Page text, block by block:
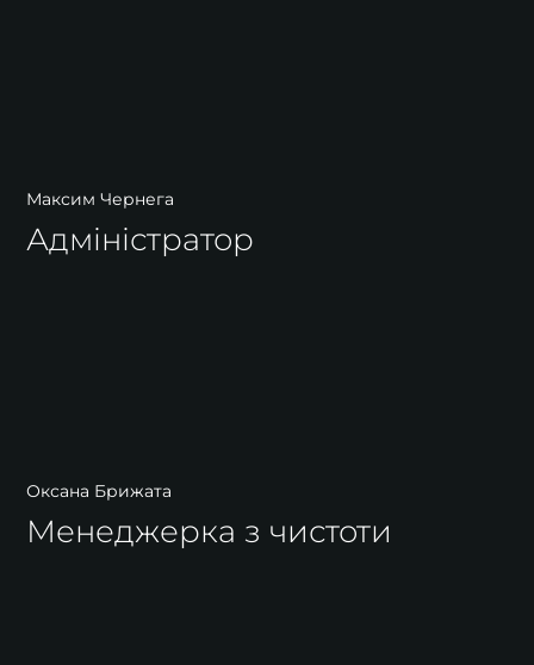
Максим Чернега
Адміністратор
Оксана Брижата
Менеджерка з чистоти